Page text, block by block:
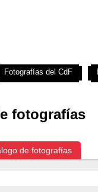
fotografías
de fotografías
Fotografías del CdF